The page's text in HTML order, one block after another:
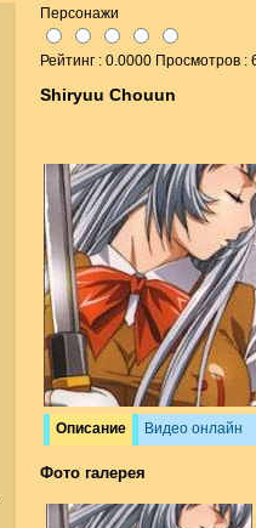
Персонажи
Рейтинг : 0.0000 Просмотров :
Shiryuu Chouun
Описание Видео онлайн
Фото галерея